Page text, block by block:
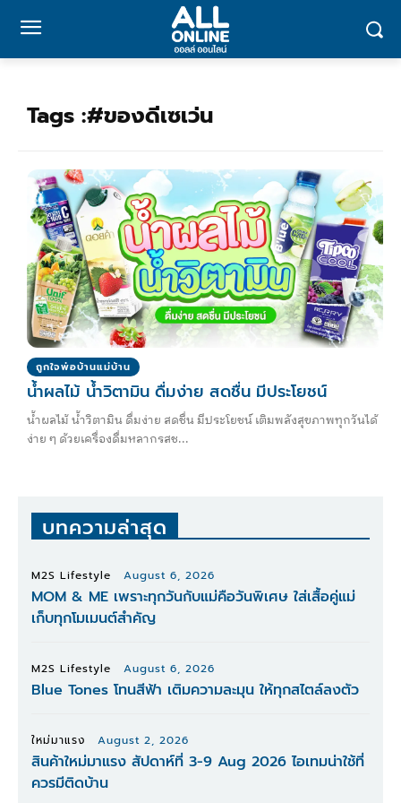
Tags :#ของดีเซเว่น
ถูกใจพ่อบ้านแม่บ้าน
น้ำผลไม้ น้ำวิตามิน ดื่มง่าย สดชื่น มีประโยชน์
น้ำผลไม้ น้ำวิตามิน ดื่มง่าย สดชื่น มีประโยชน์ เติมพลังสุขภาพทุกวันได้
ง่าย ๆ ด้วยเครื่องดื่มหลากรสช...
บทความล่าสุด
M2S Lifestyle August 6, 2026
MOM & ME เพราะทุกวันกับแม่คือวันพิเศษ ใส่เสื้อคู่แม่
เก็บทุกโมเมนต์สำคัญ
M2S Lifestyle August 6, 2026
Blue Tones โทนสีฟ้า เติมความละมุน ให้ทุกสไตล์ลงตัว
ใหม่มาแรง August 2, 2026
สินค้าใหม่มาแรง สัปดาห์ที่ 3-9 Aug 2026 ไอเทมน่าใช้ที่
ควรมีติดบ้าน